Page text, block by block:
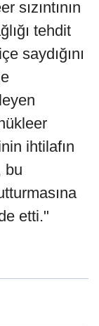
sızıntının
tehdit
saydığını
ihtilafın
bu
etti."